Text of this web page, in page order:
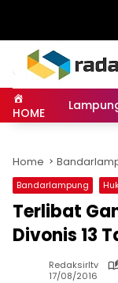
HOME
Home
Bandarlampung
Terlibat
Divonis 13
Redaksirltv
17/08/2016